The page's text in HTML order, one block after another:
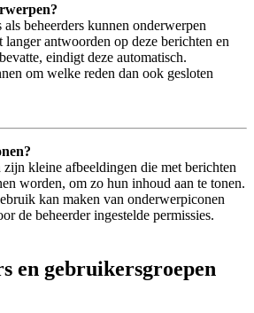
beheerders kunnen onderwerpen
langer antwoorden op deze berichten en
eindigt deze automatisch.
om welke reden dan ook gesloten
kleine afbeeldingen die met berichten
worden, om zo hun inhoud aan te tonen.
kan maken van onderwerpiconen
de beheerder ingestelde permissies.
en gebruikersgroepen